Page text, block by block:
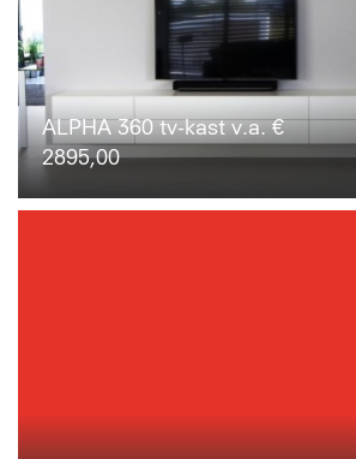
ALPHA 360 tv-kast v.a. €
2895,00